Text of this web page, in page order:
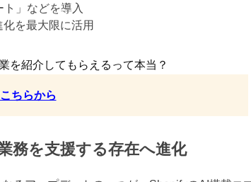
」などを導入
を最大限に活用
を紹介してもらえるって本当？
ちらから
務を支援する存在へ進化